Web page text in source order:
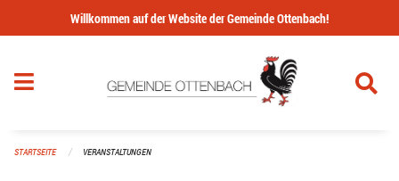
Navigation überspringen
Willkommen auf der Website der Gemeinde Ottenbach!
STARTSEITE VERANSTALTUNGEN